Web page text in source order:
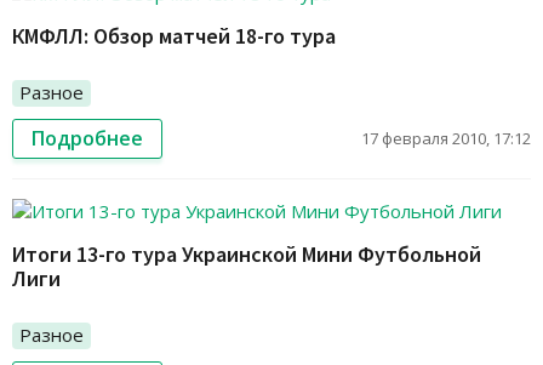
КМФЛЛ: Обзор матчей 18-го тура
Разное
Подробнее 17 февраля 2010, 17:12
Итоги 13-го тура Украинской Мини Футбольной
Лиги
Разное